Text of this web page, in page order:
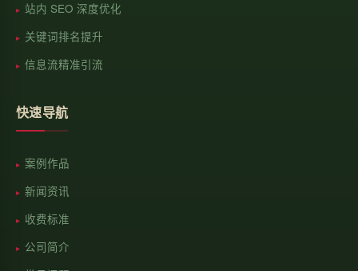
站内 SEO 深度优化
关键词排名提升
信息流精准引流
快速导航
案例作品
新闻资讯
收费标准
公司简介